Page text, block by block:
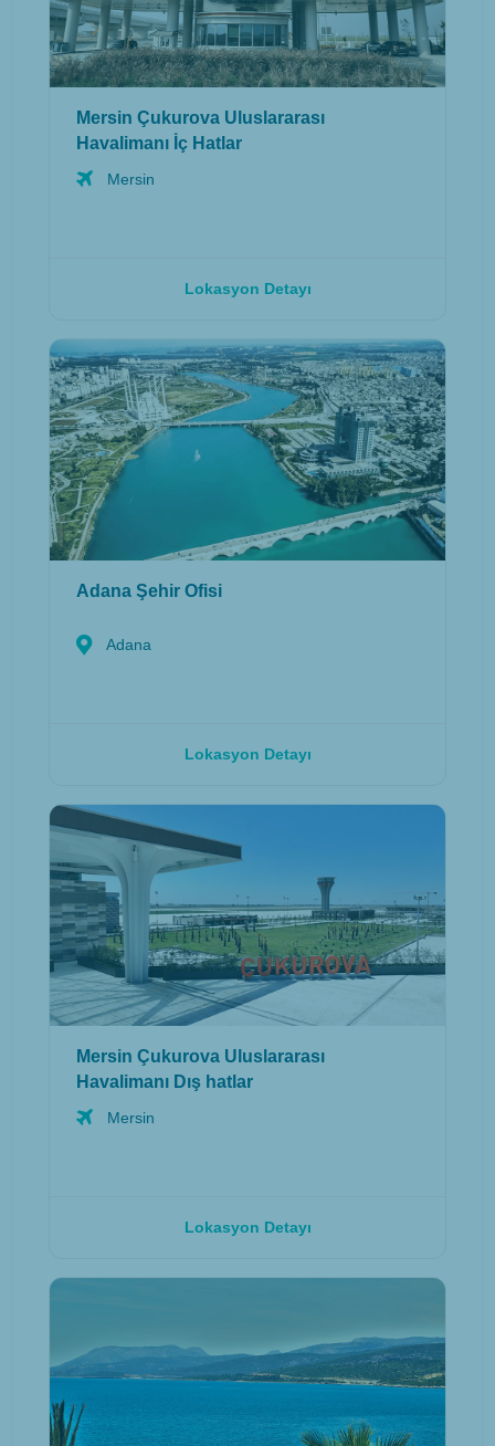
Mersin Çukurova Uluslararası
Havalimanı İç Hatlar
Mersin
Lokasyon Detayı
Adana Şehir Ofisi
Adana
Lokasyon Detayı
Mersin Çukurova Uluslararası
Havalimanı Dış hatlar
Mersin
Lokasyon Detayı